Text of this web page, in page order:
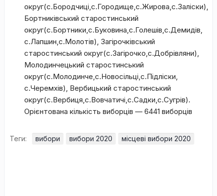
округ(с.Бородчиці,с.Городище,с.Жирова,с.Заліски),
Бортниківський старостинський
округ(с.Бортники,с.Буковина,с.Голешів,с.Демидів,
с.Лапшин,с.Молотів), Загірочківський
старостинський округ(с.Загірочко,с.Добрівляни),
Молодинчецький старостинський
округ(с.Молодинче,с.Новосільці,с.Підліски,
с.Черемхів), Вербицький старостинський
округ(с.Вербиця,с.Вовчатичі,с.Садки,с.Сугрів).
Орієнтована кількість виборців — 6441 виборців
Теги: вибори вибори 2020 місцеві вибори 2020